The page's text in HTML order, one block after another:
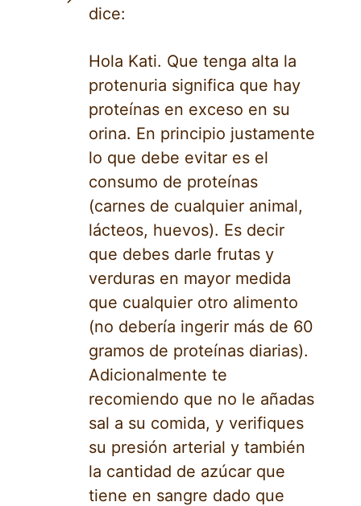
dice:
Hola Kati. Que tenga alta la
protenuria significa que hay
proteínas en exceso en su
orina. En principio justamente
lo que debe evitar es el
consumo de proteínas
(carnes de cualquier animal,
lácteos, huevos). Es decir
que debes darle frutas y
verduras en mayor medida
que cualquier otro alimento
(no debería ingerir más de 60
gramos de proteínas diarias).
Adicionalmente te
recomiendo que no le añadas
sal a su comida, y verifiques
su presión arterial y también
la cantidad de azúcar que
tiene en sangre dado que